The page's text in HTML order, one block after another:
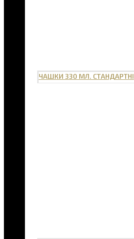
ЧАШКИ 330 МЛ. СТАНДАРТНІ